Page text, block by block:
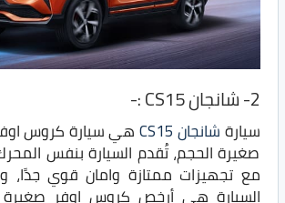
2- شانجان CS15 :-
سيارةشانجان CS15 هي سيارة كروس
صغيرة الحجم، تُقدم السيارة بنفس
مع تجهيزات ممتازة وامان قوي جدًا،
السيارة هي أرخص كروس اوفر صغيرة